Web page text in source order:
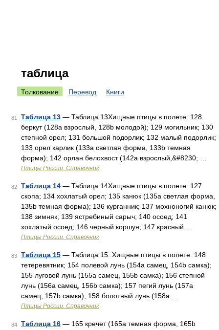
таблица
Толкование Перевод Книги
81 Таблица 13 — Таблица 13Хищные птицы в полете: 128
беркут (128a взрослый, 128b молодой); 129 могильник; 130
степной орел; 131 большой подорлик; 132 малый подорлик;
133 орел карлик (133a светлая форма, 133b темная
форма); 142 орлан белохвост (142a взрослый,&#8230; …
Птицы России. Справочник
82 Таблица 14 — Таблица 14Хищные птицы в полете: 127
скопа; 134 хохлатый орел; 135 канюк (135a светлая форма,
135b темная форма); 136 курганник; 137 мохноногий канюк;
138 зимняк; 139 ястребиный сарыч; 140 осоед; 141
хохлатый осоед; 146 черный коршун; 147 красный …
Птицы России. Справочник
83 Таблица 15 — Таблица 15. Хищные птицы в полете: 148
тетеревятник; 154 полевой лунь (154a самец, 154b самка);
155 луговой лунь (155a самец, 155b самка); 156 степной
лунь (156a самец, 156b самка); 157 пегий лунь (157a
самец, 157b самка); 158 болотный лунь (158a …
Птицы России. Справочник
84 Таблица 16 — 165 кречет (165a темная форма, 165b